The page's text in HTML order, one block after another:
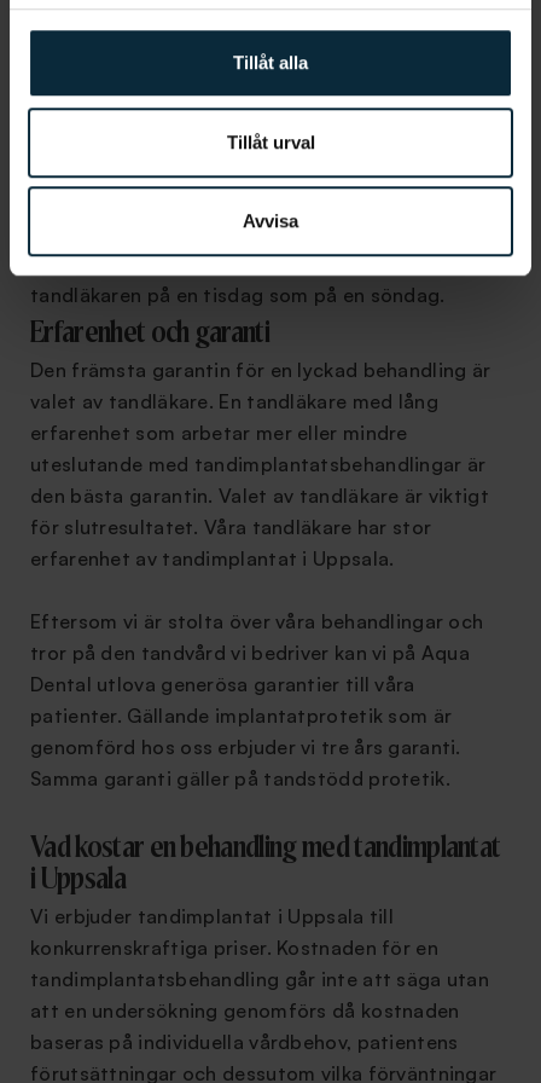
Tillåt alla
Tillåt urval
Avvisa
Patienten i fokus i Uppsala
På Aqua Dental står du som patient i fokus. Vi vill
att det ska vara enkelt för dig att gå till
tandläkaren. Vi har öppet 365 dagar om året och
här i Uppsala erbjuder vi all form av tandvård. Vi vill
tandläkaren och vi har dessutom tagit bort kvälls-
och helgtaxan, så det kostar lika mycket att gå till
tandläkaren på en tisdag som på en söndag.
Erfarenhet och garanti
Den främsta garantin för en lyckad behandling är
valet av tandläkare. En tandläkare med lång
erfarenhet som arbetar mer eller mindre
uteslutande med tandimplantatsbehandlingar är
den bästa garantin. Valet av tandläkare är viktigt
för slutresultatet. Våra tandläkare har stor
erfarenhet av tandimplantat i Uppsala.
Eftersom vi är stolta över våra behandlingar och
tror på den tandvård vi bedriver kan vi på Aqua
Dental utlova generösa garantier till våra
patienter. Gällande implantatprotetik som är
genomförd hos oss erbjuder vi tre års garanti.
Samma garanti gäller på tandstödd protetik.
Vad kostar en behandling med tandimplantat
i Uppsala
Vi erbjuder tandimplantat i Uppsala till
konkurrenskraftiga priser. Kostnaden för en
tandimplantatsbehandling går inte att säga utan
att en undersökning genomförs då kostnaden
baseras på individuella vårdbehov, patientens
förutsättningar och dessutom vilka förväntningar